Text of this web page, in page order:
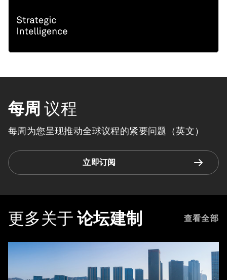
每周 议程
每周为您呈现推动全球议程的紧要问题（英文）
立即订阅
更多关于 论坛建制 查看全部